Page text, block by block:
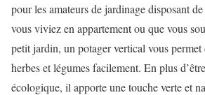
pour les amateurs de jardinage disposant
vous viviez en appartement ou que vous
petit jardin, un potager vertical vous
herbes et légumes facilement. En plus
écologique, il apporte une touche verte et